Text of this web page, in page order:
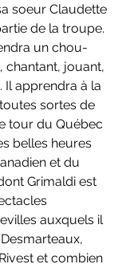
soeur Claudette
de la troupe.
un chou-
jouant,
Il apprendra à la
sortes de
tour du Québec
belles heures
et du
Grimaldi est
auxquels il
et combien